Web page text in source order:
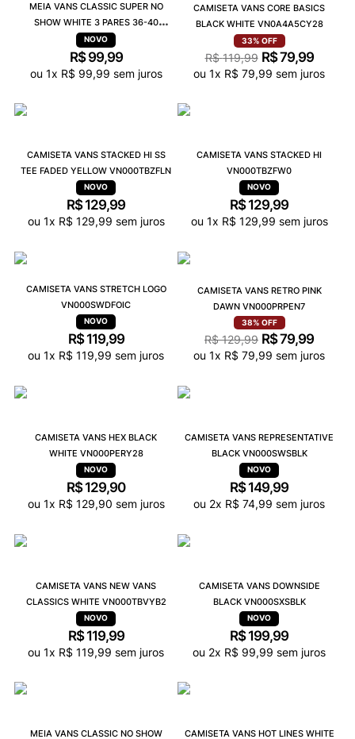
MEIA VANS CLASSIC SUPER NO
SHOW WHITE 3 PARES 36-40
VN000QBZWHTC
R$ 99,99
ou 1x R$ 99,99 sem juros
CAMISETA VANS CORE BASICS
BLACK WHITE VN0A4A5CY28
33% OFF
R$ 119,99 R$79,99
ou 1x R$ 79,99 sem juros
CAMISETA VANS STACKED HI SS
TEE FADED YELLOW VN000TBZFLN
R$ 129,99
ou 1x R$ 129,99 sem juros
CAMISETA VANS STACKED HI
VN000TBZFW0
R$ 129,99
ou 1x R$ 129,99 sem juros
CAMISETA VANS STRETCH LOGO
VN000SWDFOIC
R$ 119,99
ou 1x R$ 119,99 sem juros
CAMISETA VANS RETRO PINK
DAWN VN000PRPEN7
38% OFF
R$ 129,99 R$79,99
ou 1x R$ 79,99 sem juros
CAMISETA VANS HEX BLACK
WHITE VN000PERY28
R$ 129,90
ou 1x R$ 129,90 sem juros
CAMISETA VANS REPRESENTATIVE
BLACK VN000SWSBLK
R$ 149,99
ou 2x R$ 74,99 sem juros
CAMISETA VANS NEW VANS
CLASSICS WHITE VN000TBVYB2
R$ 119,99
ou 1x R$ 119,99 sem juros
CAMISETA VANS DOWNSIDE
BLACK VN000SXSBLK
R$ 199,99
ou 2x R$ 99,99 sem juros
MEIA VANS CLASSIC NO SHOW
CAMISETA VANS HOT LINES WHITE